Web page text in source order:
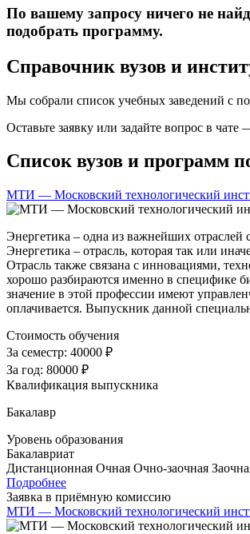
По вашему запросу ничего не
подобрать программу.
Справочник вузов и
Мы собрали список учебных заведений с
Оставьте заявку или задайте вопрос в
Список вузов и программ
МТИ — Московский технологический
Энергетика – одна из важнейших отраслей
Энергетика – отрасль, которая так или
Отрасль также связана с инновациями,
хорошо разбираются именно в специфике
значение в этой профессии имеют
оплачивается. Выпускник данной
Стоимость обучения
За семестр: 40000 ₽
За год: 80000 ₽
Квалификация выпускника
Бакалавр
Уровень образования
Бакалавриат
Дистанционная Очная Очно-заочная
Подробнее
Заявка в приёмную комиссию
МТИ — Московский технологический